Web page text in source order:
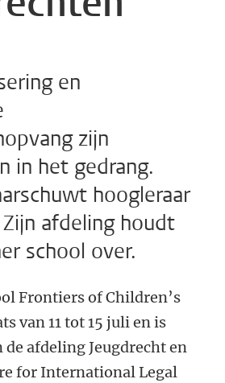
en
zijn
in het gedrang.
hoogleraar
Zijn afdeling houdt
school over.
Frontiers of Children’s
van 11 tot 15 juli en is
afdeling Jeugdrecht en
for International Legal